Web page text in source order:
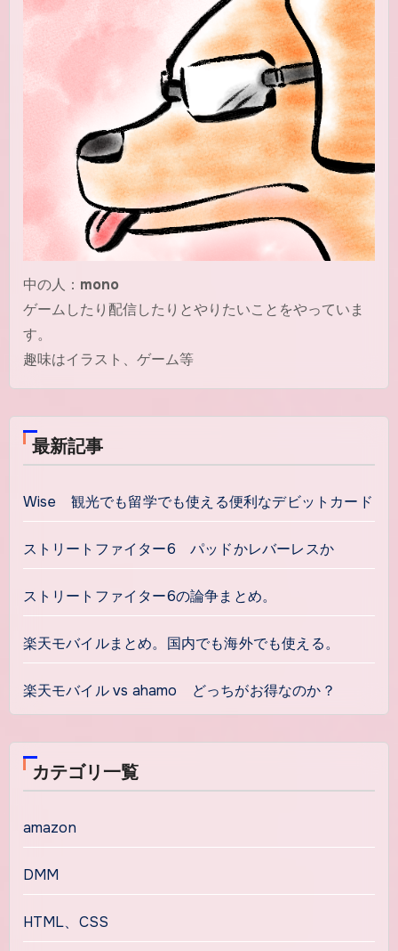
中の人： mono
ゲームしたり配信したりとやりたいことをやっていま
す。
趣味はイラスト、ゲーム等
最新記事
Wise 観光でも留学でも使える便利なデビットカード
ストリートファイター6 パッドかレバーレスか
ストリートファイター6の論争まとめ。
楽天モバイルまとめ。国内でも海外でも使える。
楽天モバイル vs ahamo どっちがお得なのか？
カテゴリ一覧
amazon
DMM
HTML、CSS